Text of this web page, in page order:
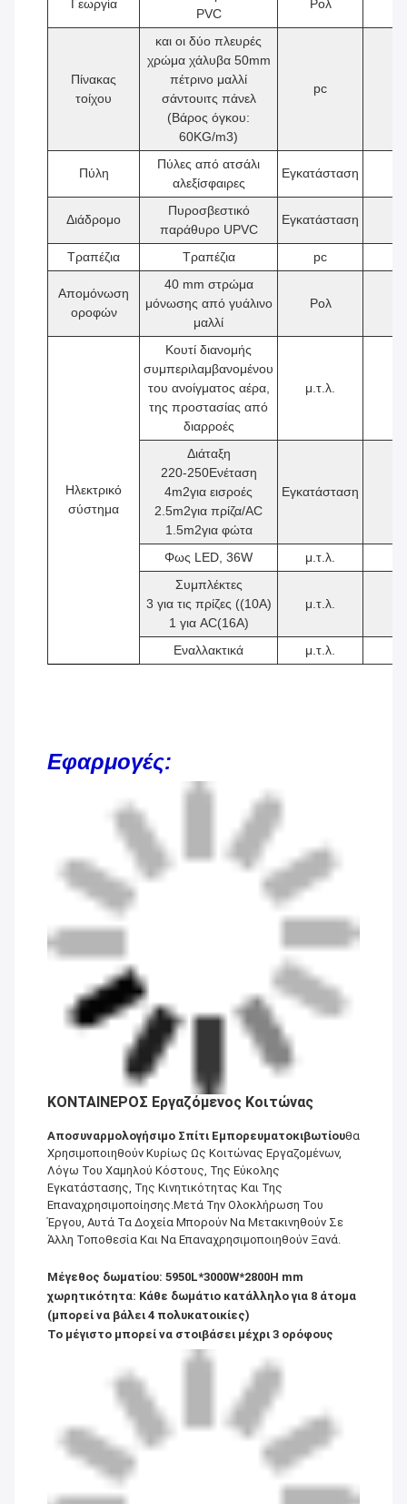
Γεωργία
PVC
Ρολ
Πίνακας
τοίχου
και οι δύο πλευρές
χρώμα χάλυβα 50mm
πέτρινο μαλλί
σάντουιτς πάνελ
(Βάρος όγκου:
60KG/m3)
pc
Πύλη
Πύλες από ατσάλι
αλεξίσφαιρες
Εγκατάσταση
Διάδρομο
Πυροσβεστικό
παράθυρο UPVC
Εγκατάσταση
Τραπέζια Τραπέζια pc
Απομόνωση
οροφών
40 mm στρώμα
μόνωσης από γυάλινο
μαλλί
Ρολ
Ηλεκτρικό
σύστημα
Κουτί διανομής
συμπεριλαμβανομένου
του ανοίγματος αέρα,
της προστασίας από
διαρροές
μ.τ.λ.
Διάταξη
220-250Ενέταση
4m2για εισροές
2.5m2για πρίζα/AC
1.5m2για φώτα
Εγκατάσταση
Φως LED, 36W μ.τ.λ.
Συμπλέκτες
3 για τις πρίζες ((10A)
1 για AC(16A)
μ.τ.λ.
Εναλλακτικά μ.τ.λ.
Εφαρμογές:
ΚΟΝΤΑΙΝΕΡΟΣ Εργαζόμενος Κοιτώνας
Αποσυναρμολογήσιμο Σπίτι ΕμπορευματοκιβωτίουΘα
Χρησιμοποιηθούν Κυρίως Ως Κοιτώνας Εργαζομένων,
Λόγω Του Χαμηλού Κόστους, Της Εύκολης
Εγκατάστασης, Της Κινητικότητας Και Της
Επαναχρησιμοποίησης.Μετά Την Ολοκλήρωση Του
Έργου, Αυτά Τα Δοχεία Μπορούν Να Μετακινηθούν Σε
Άλλη Τοποθεσία Και Να Επαναχρησιμοποιηθούν Ξανά.
Μέγεθος δωματίου: 5950L*3000W*2800H mm
χωρητικότητα: Κάθε δωμάτιο κατάλληλο για 8 άτομα
(μπορεί να βάλει 4 πολυκατοικίες)
Το μέγιστο μπορεί να στοιβάσει μέχρι 3 ορόφους